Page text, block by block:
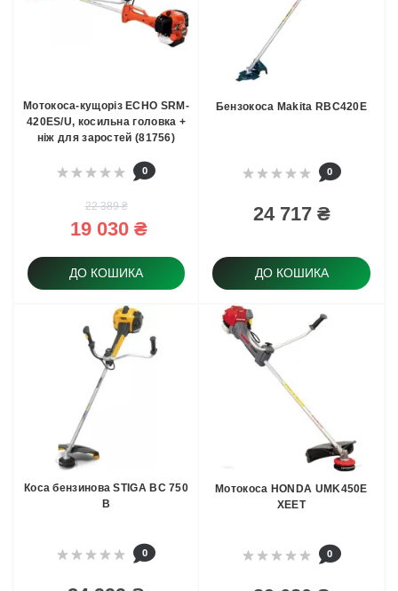
Мотокоса-кущоріз ECHO SRM-
420ES/U, косильна головка +
ніж для заростей (81756)
0
22 389 ₴
19 030 ₴
ДО КОШИКА
Бензокоса Makita RBC420E
0
24 717 ₴
ДО КОШИКА
Коса бензинова STIGA BC 750
B
0
Мотокоса HONDA UMK450E
XEET
0